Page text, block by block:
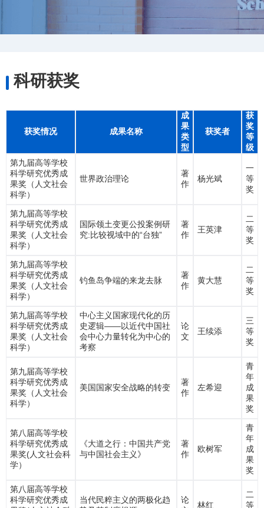
科研获奖
获奖情况 成果名称
成
果
类
型
获奖者
获
奖
等
级
第九届高等学校
科学研究优秀成
果奖（人文社会
科学）
世界政治理论
著
作
杨光斌
一
等
奖
第九届高等学校
科学研究优秀成
果奖（人文社会
科学）
国际领土变更公投案例研
究:比较视域中的“台独”
著
作
王英津
二
等
奖
第九届高等学校
科学研究优秀成
果奖（人文社会
科学）
钓鱼岛争端的来龙去脉
著
作
黄大慧
二
等
奖
第九届高等学校
科学研究优秀成
果奖（人文社会
科学）
中心主义国家现代化的历
史逻辑——以近代中国社
会中心力量转化为中心的
考察
论
文
王续添
三
等
奖
第九届高等学校
科学研究优秀成
果奖（人文社会
科学）
美国国家安全战略的转变
著
作
左希迎
青
年
成
果
奖
第八届高等学校
科学研究优秀成
果奖(人文社会科
学）
《大道之行：中国共产党
与中国社会主义》
著
作
欧树军
青
年
成
果
奖
第八届高等学校
科学研究优秀成
当代民粹主义的两极化趋
论
林红
二
等